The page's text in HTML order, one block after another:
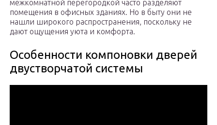
межкомнатной перегородкой часто разделяют
помещения в офисных зданиях. Но в быту они не
нашли широкого распространения, поскольку не
дают ощущения уюта и комфорта.
Особенности компоновки дверей
двустворчатой системы